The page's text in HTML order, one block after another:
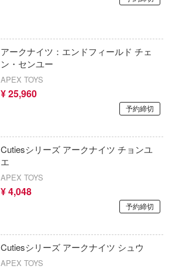
アークナイツ：エンドフィールド チェ
ン・センユー
APEX TOYS
¥ 25,960
予約締切
Cutiesシリーズ アークナイツ チョンユ
エ
APEX TOYS
¥ 4,048
予約締切
Cutiesシリーズ アークナイツ シュウ
APEX TOYS
東京リベンジャーズ
ドールズフロントライン
トランスフォーマー
とんがり帽子のアトリエ
トップをねらえ!
トライガン